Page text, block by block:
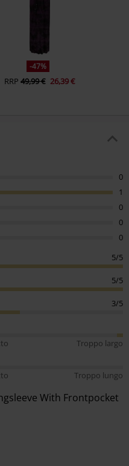
-47%
RRP 49,99 € 26,39 €
0
1
0
0
0
5/5
5/5
3/5
Troppo largo
Troppo lungo
With Frontpocket